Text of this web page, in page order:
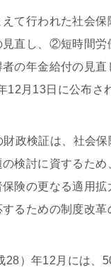
えて行われた社会
見直し、②短時間
の年金給付の見直
12月13日に公布さ
政検証は、社会
検討に資するた
険の更なる適用
るための制度改革
28）年12月には、